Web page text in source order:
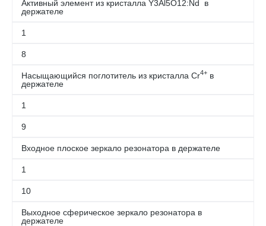
Активный элемент из кристалла Y3Al5O12:Nd в
держателе
1
8
Насыщающийся поглотитель из кристалла Cr4+ в
держателе
1
9
Входное плоское зеркало резонатора в держателе
1
10
Выходное сферическое зеркало резонатора в
держателе